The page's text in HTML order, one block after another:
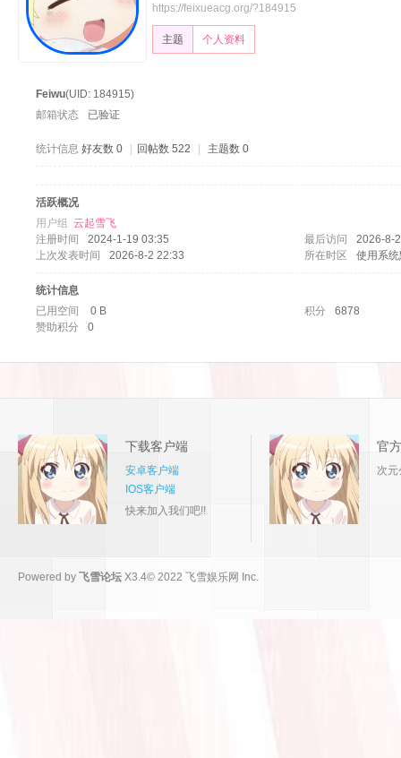
https://feixueacg.org/?184915
主题 个人资料
Feiwu(UID: 184915)
邮箱状态
已验证
统计信息 好友数 0 回帖数 522 主题数 0
活跃概况
用户组 云起雪飞
注册时间
2024-1-19 03:35 最后访问
2026-8-
上次发表时间
2026-8-2 22:33 所在时区 使用系
统计信息
已用空间
0 B 积分
6878
赞助积分
0
下载客户端
安卓客户端
IOS客户端
快来加入我们吧!!
官
次元
Powered by 飞雪论坛 X3.4© 2022 飞雪娱乐网 Inc.